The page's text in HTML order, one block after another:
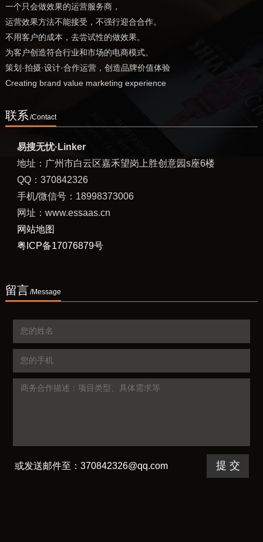
一个只会做效果的运营服务商，
运营效果方法不能接受，不强行迎合合作。
不用客户的成本，去尝试性的做效果。
为客户创造符合行业和市场的电商模式。
策划·拍摄·设计·合作运营，创造品牌价值体验
Creating brand value marketing experience
联系 /Contact
易搜无忧·Linker
地址：广州市白云区嘉禾望岗上胜创意园s座6楼
QQ：370842326
手机/微信号：18998373006
网址：www.essaas.cn
网站地图
粤ICP备17076879号
留言/Message
或发送邮件至：370842326@qq.com